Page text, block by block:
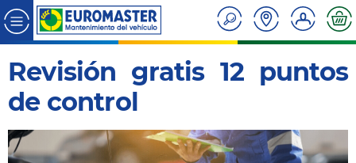
Revisión gratis 12 puntos
de control